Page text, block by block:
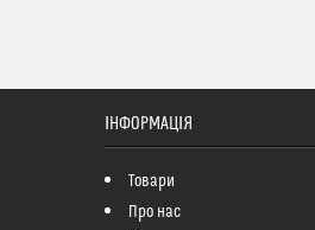
ІНФОРМАЦІЯ
Товари
Про нас